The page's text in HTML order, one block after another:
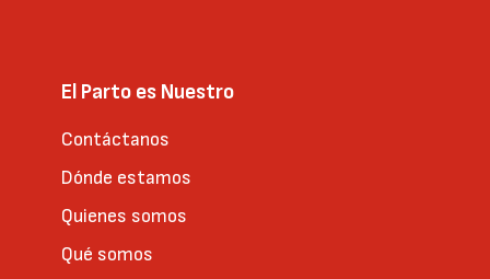
El Parto es Nuestro
Contáctanos
Dónde estamos
Quienes somos
Qué somos